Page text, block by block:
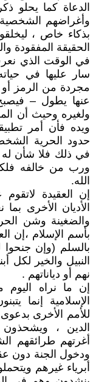
الدعاة كما يحلو
وأغراضهم
بذكاء خاص ،
الحقيقة المفقودة
في الوقت الذي
سار عليها في
مجردة من الرمز
عنها يطول –
ولغيره وحيث أن
ويده فأن أمر
حدود الحرية
في ذلك فلا شأن
ورب من خالفه
الله.
إن العقيدة
الأديان الأخرى
والضغينة وشن
بأسم الإسلام ،إن
بالسلم (وإن
النبيل والخير لكل
نهم أو دياناتهم .
إن ما نراه اليوم
الإسلامية إنما
للأمم الأخرى
الدين ،
أغرتهم طرائقهم
ودخول الجنة دون
أبرياء غيرهم